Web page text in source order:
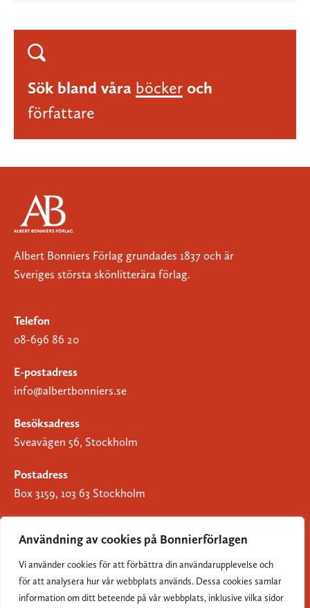
Användning av cookies på Bonnierförlagen
Vi använder cookies för att förbättra din användarupplevelse och
för att analysera hur vår webbplats används. Dessa cookies samlar
information om ditt beteende på vår webbplats, inklusive vilka sidor
Sök bland våra böcker och
författare
Albert Bonniers Förlag grundades 1837 och är
Sveriges största skönlitterära förlag.
Telefon
08-696 86 20
E-postadress
info@albertbonniers.se
Besöksadress
Sveavägen 56, Stockholm
Postadress
Box 3159, 103 63 Stockholm
Om Bonnierförlagen
Cookies